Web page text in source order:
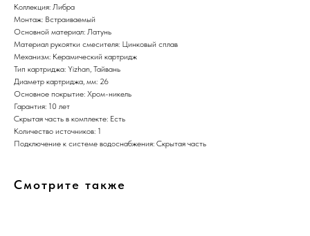
Коллекция: Либра
Монтаж: Встраиваемый
Основной материал: Латунь
Материал рукоятки смесителя: Цинковый сплав
Механизм: Керамический картридж
Тип картриджа: Yizhan, Тайвань
Диаметр картриджа, мм: 26
Основное покрытие: Хром-никель
Гарантия: 10 лет
Скрытая часть в комплекте: Есть
Количество источников: 1
Подключение к системе водоснабжения: Скрытая часть
Смотрите также